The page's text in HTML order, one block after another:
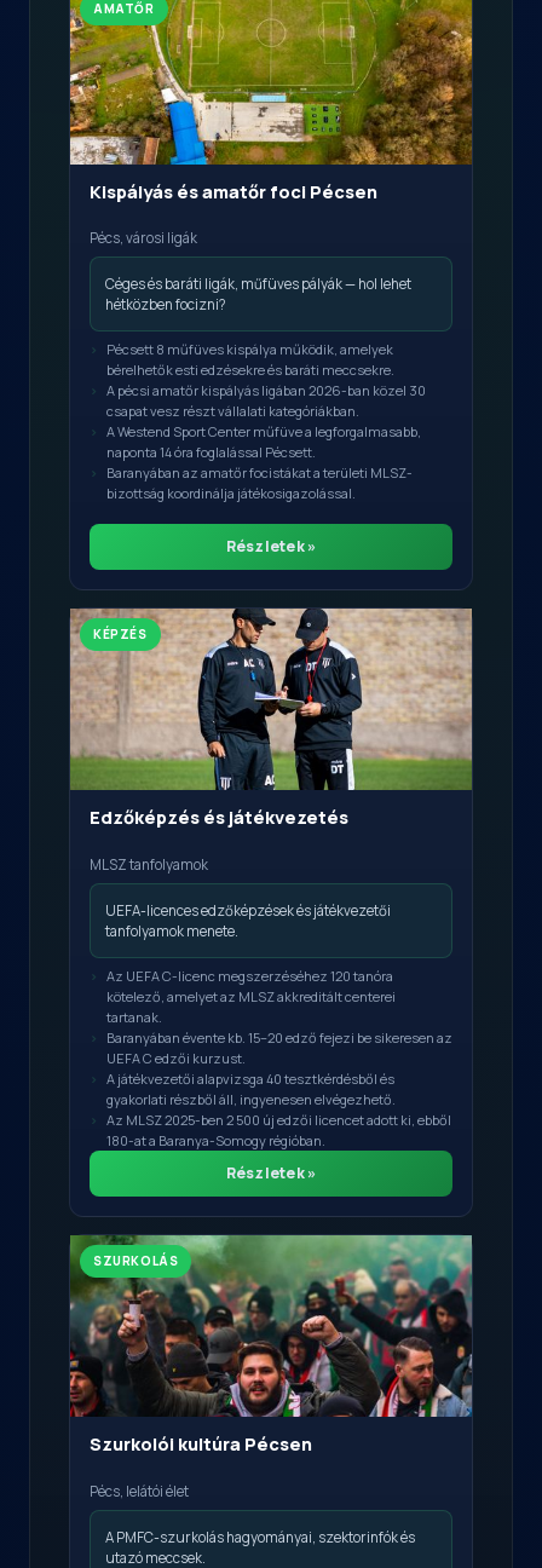
AMATŐR
Kispályás és amatőr foci Pécsen
Pécs, városi ligák
Céges és baráti ligák, műfüves pályák — hol lehet
hétközben focizni?
Pécsett 8 műfüves kispálya működik, amelyek
bérelhetők esti edzésekre és baráti meccsekre.
A pécsi amatőr kispályás ligában 2026-ban közel 30
csapat vesz részt vállalati kategóriákban.
A Westend Sport Center műfüve a legforgalmasabb,
naponta 14 óra foglalással Pécsett.
Baranyában az amatőr focistákat a területi MLSZ-
bizottság koordinálja játékosigazolással.
Részletek »
KÉPZÉS
Edzőképzés és játékvezetés
MLSZ tanfolyamok
UEFA-licences edzőképzések és játékvezetői
tanfolyamok menete.
Az UEFA C-licenc megszerzéséhez 120 tanóra
kötelező, amelyet az MLSZ akkreditált centerei
tartanak.
Baranyában évente kb. 15–20 edző fejezi be sikeresen az
UEFA C edzői kurzust.
A játékvezetői alapvizsga 40 tesztkérdésből és
gyakorlati részből áll, ingyenesen elvégezhető.
Az MLSZ 2025-ben 2 500 új edzői licencet adott ki, ebből
180-at a Baranya-Somogy régióban.
Részletek »
SZURKOLÁS
Szurkolói kultúra Pécsen
Pécs, lelátói élet
A PMFC-szurkolás hagyományai, szektorinfók és
utazó meccsek.